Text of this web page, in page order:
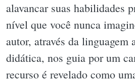
alavancar suas habilidades
nível que você nunca
autor, através da linguagem
didática, nos guia por um
recurso é revelado como